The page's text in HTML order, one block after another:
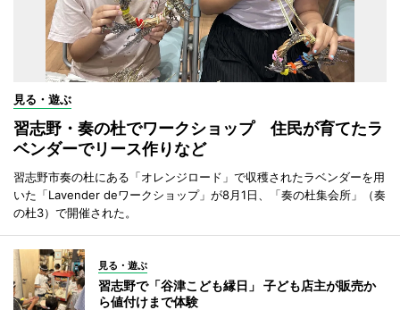
見る・遊ぶ
習志野・奏の杜でワークショップ 住民が育てたラ
ベンダーでリース作りなど
習志野市奏の杜にある「オレンジロード」で収穫されたラベンダーを用
いた「Lavender deワークショップ」が8月1日、「奏の杜集会所」（奏
の杜3）で開催された。
見る・遊ぶ
習志野で「谷津こども縁日」 子ども店主が販売か
ら値付けまで体験